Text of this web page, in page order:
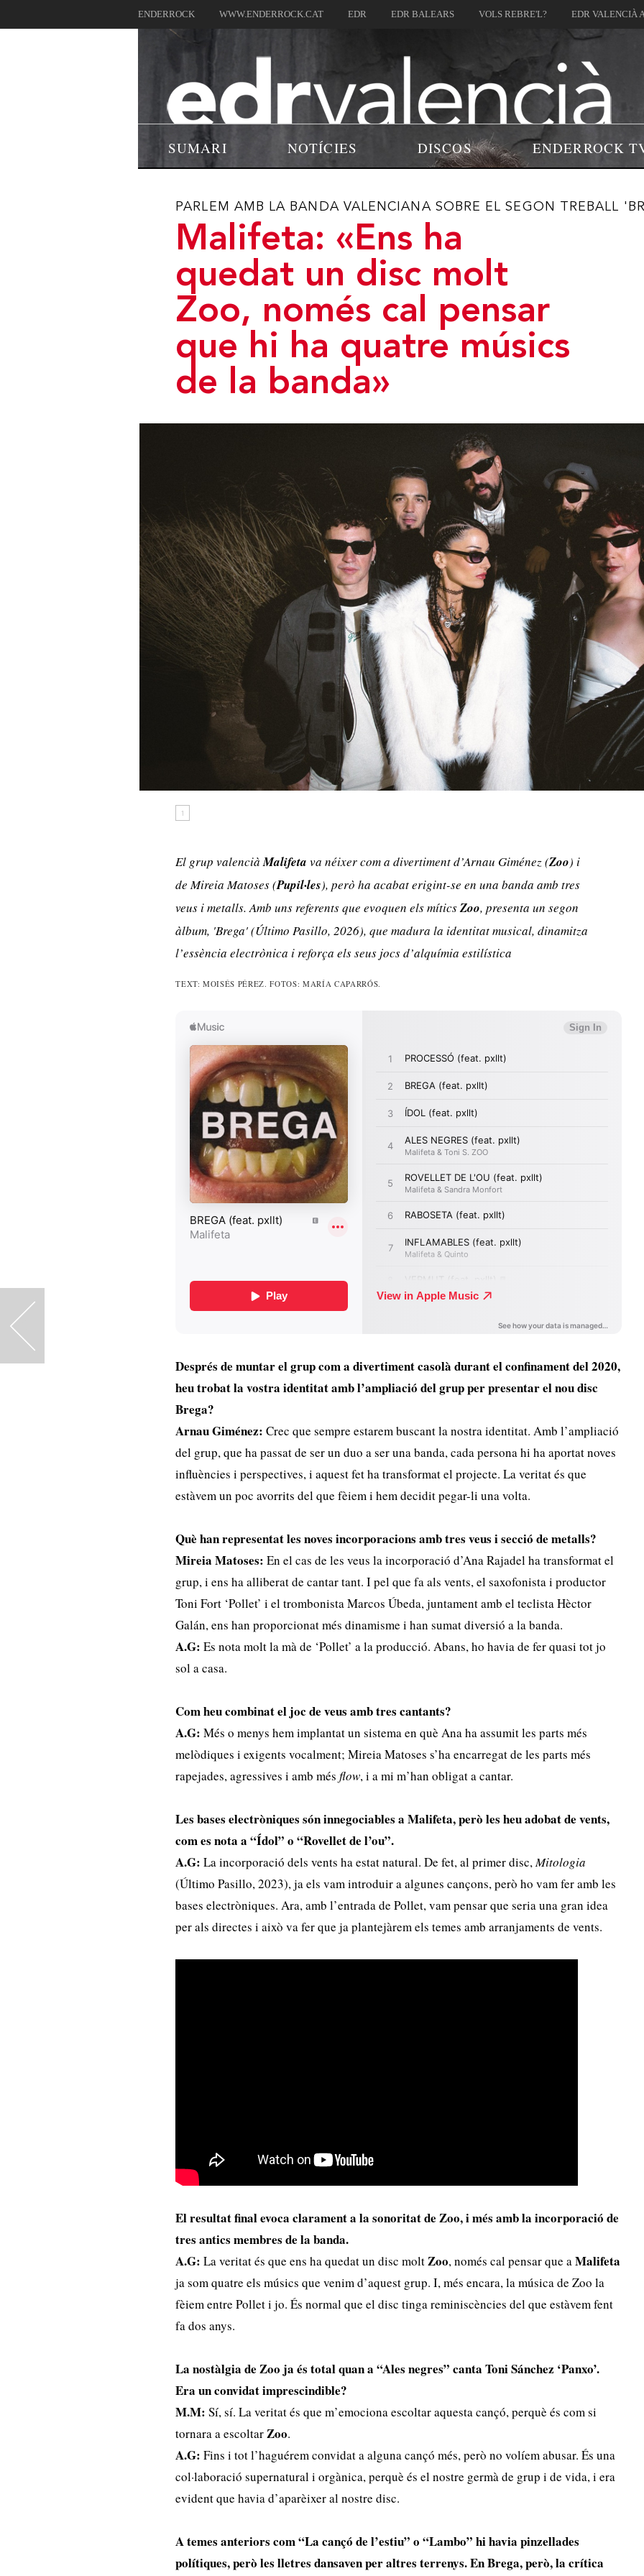
ENDERROCK WWW.ENDERROCK.CAT EDR EDR BALEARS VOLS REBRE'L? EDR VALENCIÀ
SUMARI NOTÍCIES DISCOS ENDERROCK
<
PARLEM AMB LA BANDA VALENCIANA SOBRE EL SEGON TREBALL
Malifeta: «Ens ha
quedat un disc molt
Zoo, només cal pensar
que hi ha quatre músics
de la banda»
1
El grup valenciàMalifeta va néixer com a divertiment d’Arnau Giménez (Zoo) i
de Mireia Matoses (Pupil·les), però ha acabat erigint-se en una banda amb tres
veus i metalls. Amb uns referents que evoquen els míticsZoo, presenta un segon
àlbum, 'Brega' (Último Pasillo, 2026), que madura la identitat musical, dinamitza
l’essència electrònica i reforça els seus jocs d’alquímia estilística
TEXT: MOISÉS PÉREZ. FOTOS: MARÍA CAPARRÓS.
Després de muntar el grup com a divertiment casolà durant el confinament del 2020,
heu trobat la vostra identitat amb l’ampliació del grup per presentar el nou disc
Brega?
Arnau Giménez:Crec que sempre estarem buscant la nostra identitat. Amb l’ampliació
del grup, que ha passat de ser un duo a ser una banda, cada persona hi ha aportat noves
influències i perspectives, i aquest fet ha transformat el projecte. La veritat és que
estàvem un poc avorrits del que fèiem i hem decidit pegar-li una volta.
Què han representat les noves incorporacions amb tres veus i secció de metalls?
Mireia Matoses:En el cas de les veus la incorporació d’Ana Rajadel ha transformat el
grup, i ens ha alliberat de cantar tant. I pel que fa als vents, el saxofonista i productor
Toni Fort ‘Pollet’ i el trombonista Marcos Úbeda, juntament amb el teclista Hèctor
Galán, ens han proporcionat més dinamisme i han sumat diversió a la banda.
A.G: Es nota molt la mà de ‘Pollet’ a la producció. Abans, ho havia de fer quasi tot jo
sol a casa.
Com heu combinat el joc de veus amb tres cantants?
A.G: Més o menys hem implantat un sistema en què Ana ha assumit les parts més
melòdiques i exigents vocalment; Mireia Matoses s’ha encarregat de les parts més
rapejades, agressives i amb mésflow, i a mi m’han obligat a cantar.
Les bases electròniques són innegociables a Malifeta, però les heu adobat de vents,
com es nota a “Ídol” o “Rovellet de l’ou”.
A.G: La incorporació dels vents ha estat natural. De fet, al primer disc,Mitologia
(Último Pasillo, 2023), ja els vam introduir a algunes cançons, però ho vam fer amb les
bases electròniques. Ara, amb l’entrada de Pollet, vam pensar que seria una gran idea
per als directes i això va fer que ja plantejàrem els temes amb arranjaments de vents.
El resultat final evoca clarament a la sonoritat de Zoo, i més amb la incorporació de
tres antics membres de la banda.
A.G:La veritat és que ens ha quedat un disc moltZoo, només cal pensar que aMalifeta
ja som quatre els músics que venim d’aquest grup. I, més encara, la música de Zoo la
fèiem entre Pollet i jo. És normal que el disc tinga reminiscències del que estàvem fent
fa dos anys.
La nostàlgia de Zoo ja és total quan a “Ales negres” canta Toni Sánchez ‘Panxo’.
Era un convidat imprescindible?
M.M: Sí, sí. La veritat és que m’emociona escoltar aquesta cançó, perquè és com si
tornara a escoltarZoo.
A.G:Fins i tot l’haguérem convidat a alguna cançó més, però no volíem abusar. És una
col·laboració supernatural i orgànica, perquè és el nostre germà de grup i de vida, i era
evident que havia d’aparèixer al nostre disc.
A temes anteriors com “La cançó de l’estiu” o “Lambo” hi havia pinzellades
polítiques, però les lletres dansaven per altres terrenys. En Brega, però, la crítica